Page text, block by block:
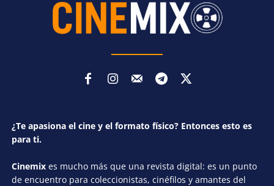
¿Te apasiona el cine y el formato físico? Entonces esto es
para ti.
Cinemix es mucho más que una revista digital: es un punto
de encuentro para coleccionistas, cinéfilos y amantes del